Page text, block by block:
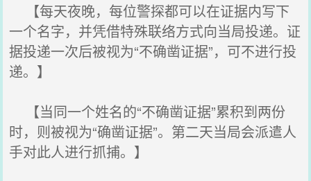
【每天夜晚，每位警探都可以在证据内写下
一个名字，并凭借特殊联络方式向当局投递。证
据投递一次后被视为“不确凿证据”，可不进行投
递。】
【当同一个姓名的“不确凿证据”累积到两份
时，则被视为“确凿证据”。第二天当局会派遣人
手对此人进行抓捕。】